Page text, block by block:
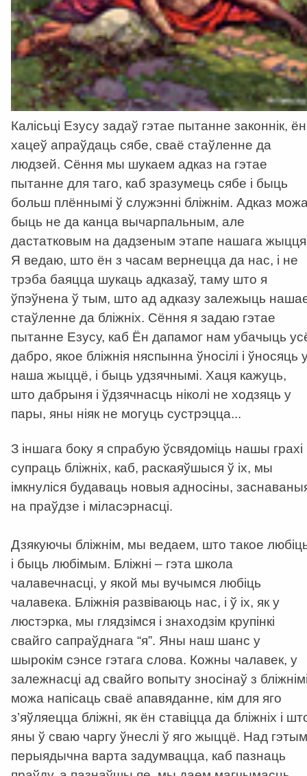
Калісьці Езусу задаў гэтае пытанне законнік, ён
хацеў апраўдаць сябе, сваё стаўленне да
людзей. Сёння мы шукаем адказ на гэтае
пытанне для таго, каб зразумець сябе і быць
больш плённымі ў служэнні бліжнім. Адказ
быць не да канца вычарпальным, але
дастатковым на дадзеным этапе нашага
Я ведаю, што ён з часам вернецца да нас, і не
трэба баяцца шукаць адказаў, таму што я
ўпэўнена ў тым, што ад адказу залежыць
стаўленне да бліжніх. Сёння я задаю гэтае
пытанне Езусу, каб Ён дапамог нам убачыць
дабро, якое бліжнія няспынна ўносілі і ўносяць
наша жыццё, і быць удзячнымі. Хаця кажуць,
што дабрыня і ўдзячнасць ніколі не ходзяць у
пары, яны ніяк не могуць сустрэцца...
З іншага боку я спрабую ўсвядоміць нашы грахі
супраць бліжніх, каб, раскаяўшыся ў іх, мы
імкнуліся будаваць новыя адносіны,
на праўдзе і міласэрнасці.
Дзякуючы бліжнім, мы ведаем, што такое
і быць любімым. Бліжні – гэта школа
чалавечнасці, у якой мы вучымся любіць
чалавека. Бліжнія развіваюць нас, і ў іх, як у
люстэрка, мы глядзімся і знаходзім крупінкі
свайго сапраўднага “я”. Яны наш шанс у
шырокім сэнсе гэтага слова. Кожны чалавек, у
залежнасці ад свайго вопыту зносінаў з
можа напісаць сваё апавяданне, кім для яго
з’яўляецца бліжні, як ён ставіцца да бліжніх і
яны ў сваю чаргу ўнеслі ў яго жыццё. Над гэтым
перыядычна варта задумвацца, каб пазнаць